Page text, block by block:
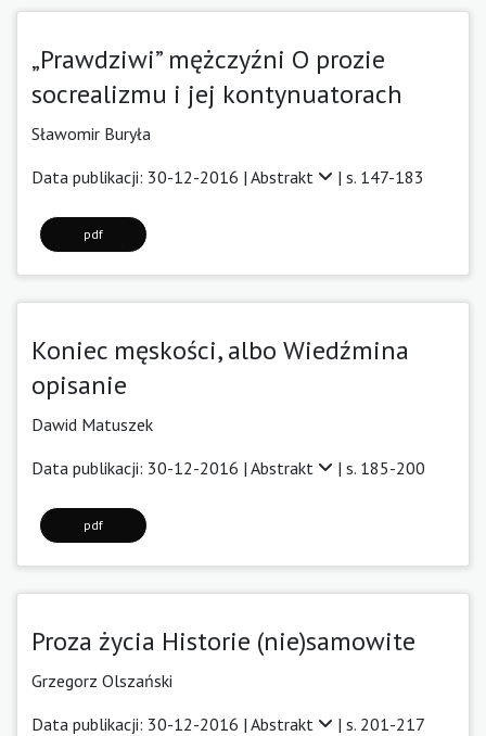
„Prawdziwi” mężczyźni O prozie
socrealizmu i jej kontynuatorach
Sławomir Buryła
Data publikacji: 30-12-2016 | Abstrakt | s. 147-183
pdf
Koniec męskości, albo Wiedźmina
opisanie
Dawid Matuszek
Data publikacji: 30-12-2016 | Abstrakt | s. 185-200
pdf
Proza życia Historie (nie)samowite
Grzegorz Olszański
Data publikacji: 30-12-2016 | Abstrakt | s. 201-217